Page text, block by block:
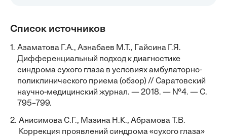
Список источников
1. Азаматова Г.А., Азнабаев М.Т., Гaйсинa Г.Я.
Дифференциальный подход к диагностике
синдрома сухого глаза в условиях амбулаторно-
поликлинического приема (обзор) // Саратовский
научно-медицинский журнал. — 2018. — №4. — С.
795–799.
2. Анисимова С.Г., Мазина Н.К., Абрамова Т.В.
Коррекция проявлений синдрома «сухого глаза»